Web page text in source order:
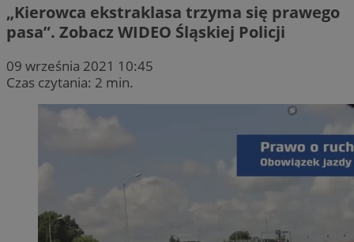
„Kierowca ekstraklasa trzyma się prawego
pasa”. Zobacz WIDEO Śląskiej Policji
09 września 2021 10:45
Czas czytania: 2 min.